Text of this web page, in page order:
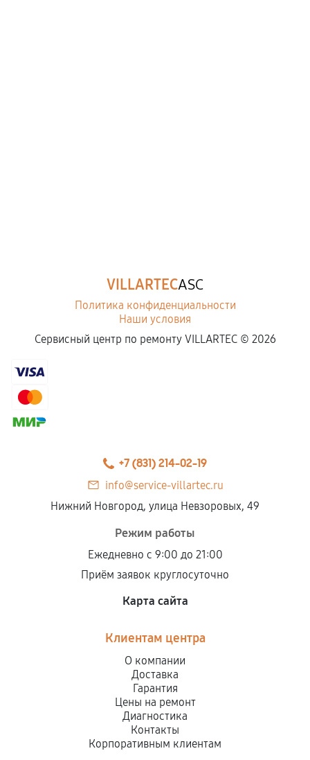
VILLARTECASC
Политика конфиденциальности
Наши условия
Сервисный центр по ремонту VILLARTEC © 2026
+7 (831) 214-02-19
info@service-villartec.ru
Нижний Новгород, улица Невзоровых, 49
Режим работы
Ежедневно с 9:00 до 21:00
Приём заявок круглосуточно
Карта сайта
Клиентам центра
О компании
Доставка
Гарантия
Цены на ремонт
Диагностика
Контакты
Корпоративным клиентам